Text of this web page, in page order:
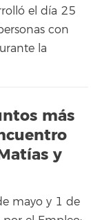
el día 25
con
la
más
y
mayo y 1 de